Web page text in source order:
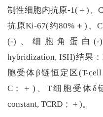
制性细胞内抗原-1(＋)、
抗原Ki-67(约80%＋)、
(-)、细胞角蛋白(-)
hybridization, ISH)结果
胞受体β链恒定区(T-cell
C；＋)、T细胞受体δ
constant, TCRD；＋)。